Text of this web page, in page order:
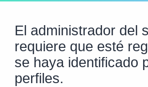
El administrador del
requiere que esté
se haya identificado
perfiles.